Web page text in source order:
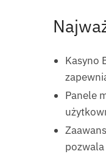
Kasyno
Panele